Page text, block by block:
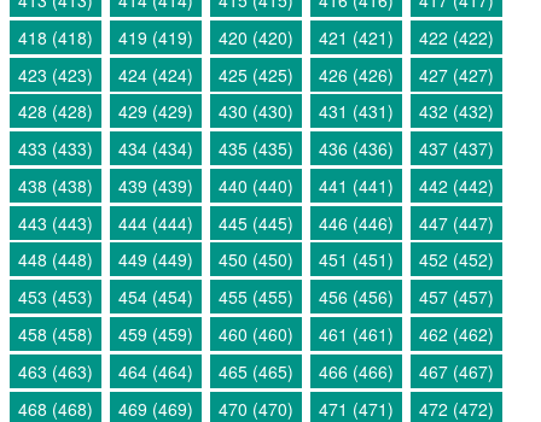
418 (418)
419 (419) 420 (420) 421 (421)
422 (422)
423 (423)
424 (424) 425 (425) 426 (426)
427 (427)
428 (428)
429 (429) 430 (430) 431 (431)
432 (432)
433 (433)
434 (434) 435 (435) 436 (436)
437 (437)
438 (438)
439 (439) 440 (440) 441 (441)
442 (442)
443 (443)
444 (444) 445 (445) 446 (446)
447 (447)
448 (448)
449 (449) 450 (450) 451 (451)
452 (452)
453 (453)
454 (454) 455 (455) 456 (456)
457 (457)
458 (458)
459 (459) 460 (460) 461 (461)
462 (462)
463 (463)
464 (464) 465 (465) 466 (466)
467 (467)
468 (468)
469 (469) 470 (470) 471 (471)
472 (472)